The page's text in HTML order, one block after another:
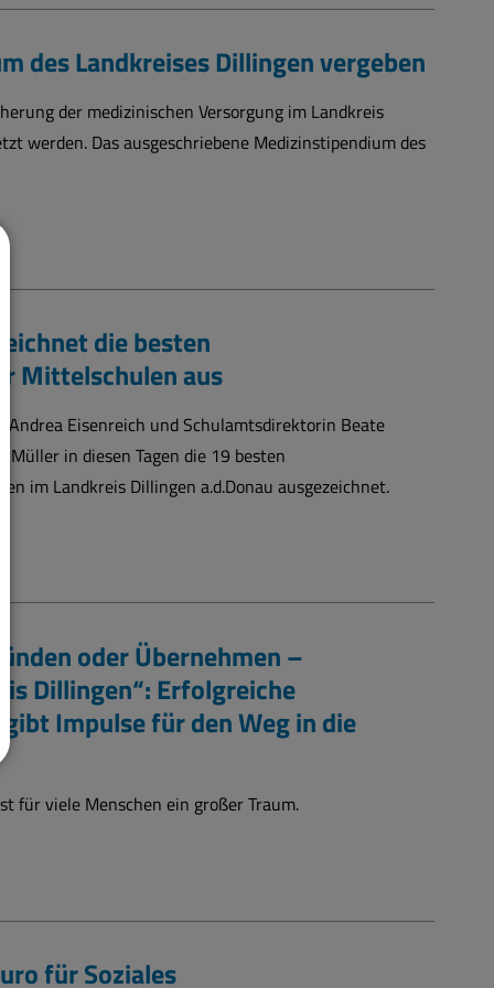
des Landkreises Dillingen vergeben
der medizinischen Versorgung im Landkreis
werden. Das ausgeschriebene Medizinstipendium des
die besten
Mittelschulen aus
Eisenreich und Schulamtsdirektorin Beate
in diesen Tagen die 19 besten
im Landkreis Dillingen a.d.Donau ausgezeichnet.
oder Übernehmen –
Dillingen“: Erfolgreiche
Impulse für den Weg in die
für viele Menschen ein großer Traum.
für Soziales